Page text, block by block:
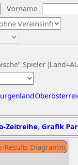
Vorname
Spieler
Zeitreihe, Grafik